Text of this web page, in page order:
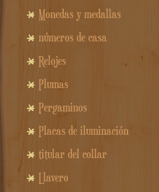
Monedas y medallas
números de casa
Relojes
Plumas
Pergaminos
Placas de iluminación
titular del collar
Llavero